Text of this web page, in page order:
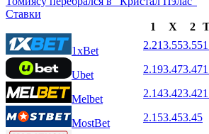
Ставки
1
X 2
1xBet
2.213.553.55
Ubet 2.193.473.47
Melbet 2.143.423.42
MostBet 2.153.453.45